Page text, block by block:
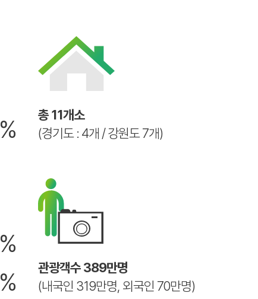
%
총 11개소
(경기도 : 4개 / 강원도 7개)
%
%
관광객수 389만명
(내국인 319만명, 외국인 70만명)